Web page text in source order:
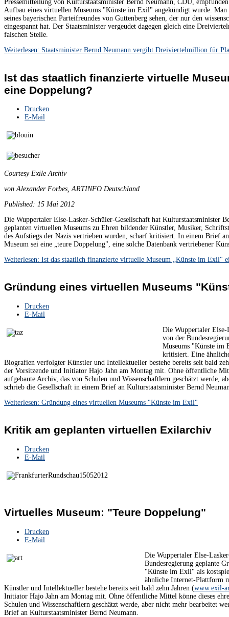
Pressemitteilung von Kulturstaatsminister Bernd Neumann, CDU,
Aufbau eines virtuellen Museums "Künste im Exil" angekündigt wurde. Man
seines bayerischen Parteifreundes von Guttenberg sehen, der nur den
eingespannt hat. Der Staatsminister vergeudet dagegen gleich eine
falschen Stelle.
Weiterlesen: Staatsminister Bernd Neumann vergibt Dreiviertelmillion für
Ist das staatlich finanzierte virtuelle
eine Doppelung?
Drucken
E-Mail
Courtesy Exile Archiv
von Alexander Forbes, ARTINFO Deutschland
Published: 15 Mai 2012
Die Wuppertaler Else-Lasker-Schüler-Gesellschaft hat Kulturstaatsminister
geplanten virtuellen Museums zu Ehren bildender Künstler, Musiker,
des Aufstiegs der Nazis vertrieben wurden, scharf kritisiert. In einem Brief
Museum sei eine „teure Doppelung", eine solche Datenbank vertriebener
Weiterlesen: Ist das staatlich finanzierte virtuelle Museum „Künste im Exil"
Gründung eines virtuellen Museums
Drucken
E-Mail
Die Wuppertaler
von der
Museums "Künste im
kritisiert. Eine
Biografien verfolgter Künstler und Intellektueller bestehe bereits seit bald
der Vorsitzende und Initiator Hajo Jahn am Montag mit. Ohne öffentliche
aufgebaute Archiv, das von Schulen und Wissenschaftlern geschätzt werde,
schrieb die Gesellschaft in einem Brief an Kulturstaatsminister Bernd
Weiterlesen: Gründung eines virtuellen Museums "Künste im Exil"
Kritik am geplanten virtuellen Exilarchiv
Drucken
E-Mail
Virtuelles Museum: "Teure Doppelung"
Drucken
E-Mail
Die Wuppertaler Else-
Bundesregierung geplante
"Künste im Exil" als
ähnliche Internet-Plattform
Künstler und Intellektueller bestehe bereits seit bald zehn Jahren (www.exil-
Initiator Hajo Jahn am Montag mit. Ohne öffentliche Mittel könne dieses
Schulen und Wissenschaftlern geschätzt werde, aber nicht mehr bearbeitet
Brief an Kulturstaatsminister Bernd Neumann.